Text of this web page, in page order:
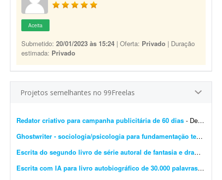
Aceita
Submetido: 20/01/2023 às 15:24 | Oferta: Privado | Duração
estimada: Privado
Projetos semelhantes no 99Freelas
Redator criativo para campanha publicitária de 60 dias - Desenvolver supervisão editorial, definição de objetivos, escrita de títulos e blocos de texto e definição do estilo de campanha para uma campanha publicit...
Ghostwriter - sociologia/psicologia para fundamentação teórica
Escrita do segundo livro de série autoral de fantasia e drama
Escrita com IA para livro autobiográfico de 30.000 palavras
- A